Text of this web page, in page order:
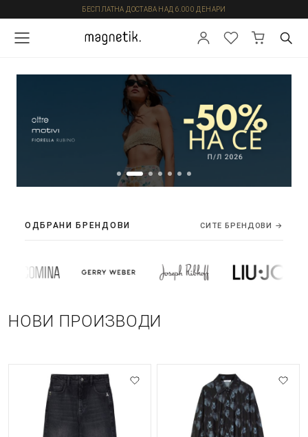
БЕСПЛАТНА ДОСТАВА НАД 6.000 ДЕНАРИ
ОДБРАНИ БРЕНДОВИ СИТЕ БРЕНДОВИ →
НОВИ ПРОИЗВОДИ